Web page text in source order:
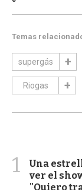
Temas
supergás
Riogas
1
Una
ver el
"Quiero